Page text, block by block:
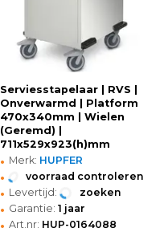
Serviesstapelaar | RVS |
Onverwarmd | Platform
470x340mm | Wielen
(Geremd) |
711x529x923(h)mm
• Merk: HUPFER
• voorraad controleren
• Levertijd: zoeken
• Garantie: 1 jaar
• Art.nr: HUP-0164088